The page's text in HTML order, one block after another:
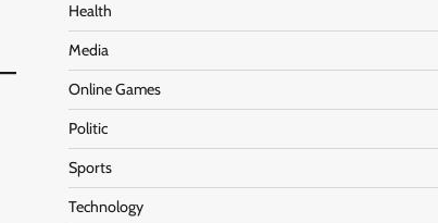
Health
Media
Online Games
Politic
Sports
Technology